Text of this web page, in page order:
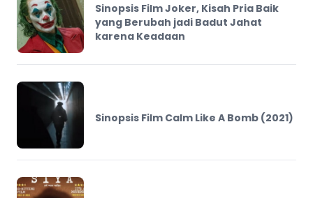
Sinopsis Film Joker, Kisah Pria Baik
yang Berubah jadi Badut Jahat
karena Keadaan
Sinopsis Film Calm Like A Bomb (2021)